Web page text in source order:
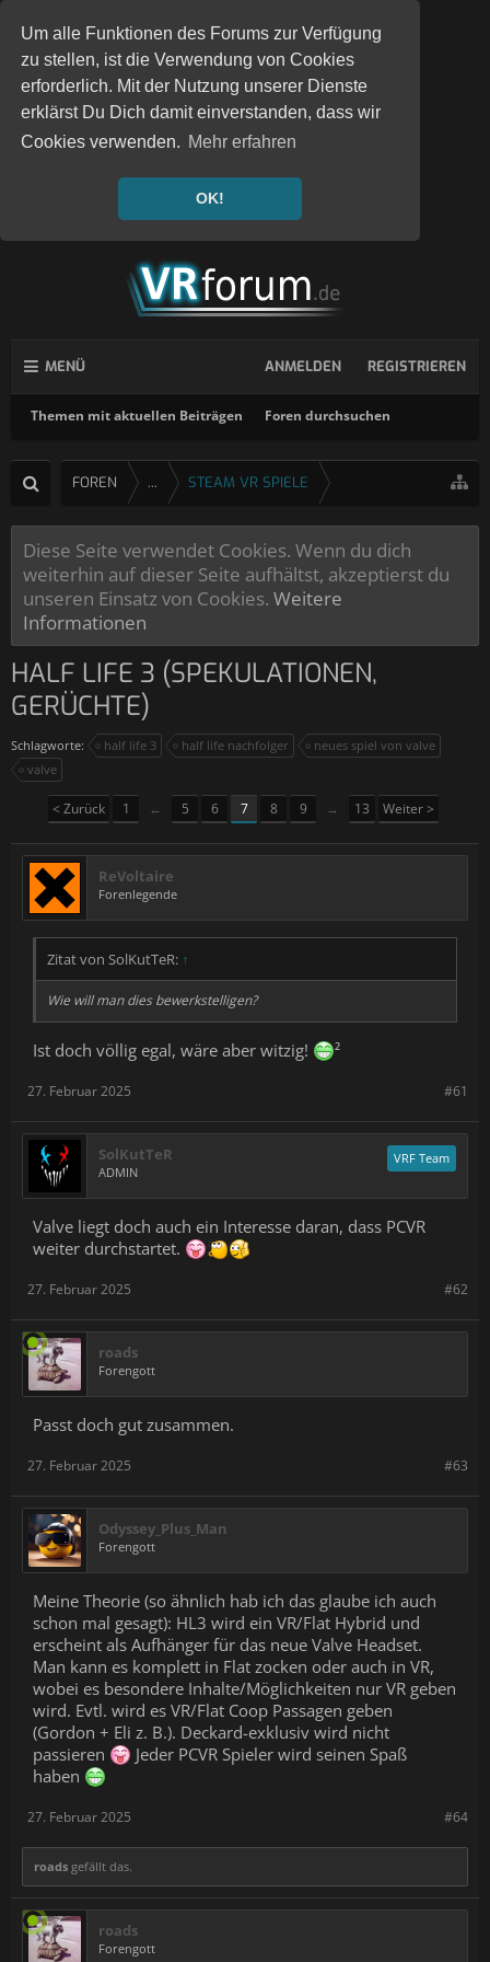
Um alle Funktionen des Forums zur Verfügung
zu stellen, ist die Verwendung von Cookies
erforderlich. Mit der Nutzung unserer Dienste
erklärst Du Dich damit einverstanden, dass wir
Cookies verwenden. Mehr erfahren
OK!
MENÜ
Themen mit aktuellen Beiträgen Foren durchsuchen
ANMELDEN REGISTRIEREN
FOREN ... STEAM VR SPIELE
Diese Seite verwendet Cookies. Wenn du dich
weiterhin auf dieser Seite aufhältst, akzeptierst du
unseren Einsatz von Cookies. Weitere
Informationen
HALF LIFE 3 (SPEKULATIONEN,
GERÜCHTE)
Schlagworte: half life 3 half life nachfolger
neues spiel von valve
valve
< Zurück 1 ← 5 6 7 8 9 → 13 Weiter >
ReVoltaire
Forenlegende
Zitat von SolKutTeR: ↑
Wie will man dies bewerkstelligen?
Ist doch völlig egal, wäre aber witzig! ²
#61
27. Februar 2025
SolKutTeR
ADMIN
VRF Team
Valve liegt doch auch ein Interesse daran, dass PCVR
weiter durchstartet.
#62
27. Februar 2025
roads
Forengott
Passt doch gut zusammen.
#63
27. Februar 2025
Odyssey_Plus_Man
Forengott
Meine Theorie (so ähnlich hab ich das glaube ich auch
schon mal gesagt): HL3 wird ein VR/Flat Hybrid und
erscheint als Aufhänger für das neue Valve Headset.
Man kann es komplett in Flat zocken oder auch in VR,
wobei es besondere Inhalte/Möglichkeiten nur VR geben
wird. Evtl. wird es VR/Flat Coop Passagen geben
(Gordon + Eli z. B.). Deckard-exklusiv wird nicht
passieren
Jeder PCVR Spieler wird seinen Spaß
haben
#64
27. Februar 2025
roads gefällt das.
roads
Forengott